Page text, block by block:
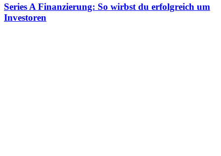
Series A Finanzierung: So wirbst du erfolgreich um
Investoren